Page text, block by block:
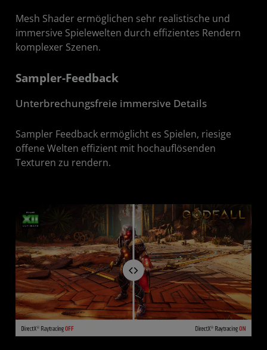
Mesh Shader ermöglichen sehr realistische und
immersive Spielewelten durch effizientes Rendern
komplexer Szenen.
Sampler-Feedback
Unterbrechungsfreie immersive Details
Sampler Feedback ermöglicht es Spielen, riesige
offene Welten effizient mit hochauflösenden
Texturen zu rendern.